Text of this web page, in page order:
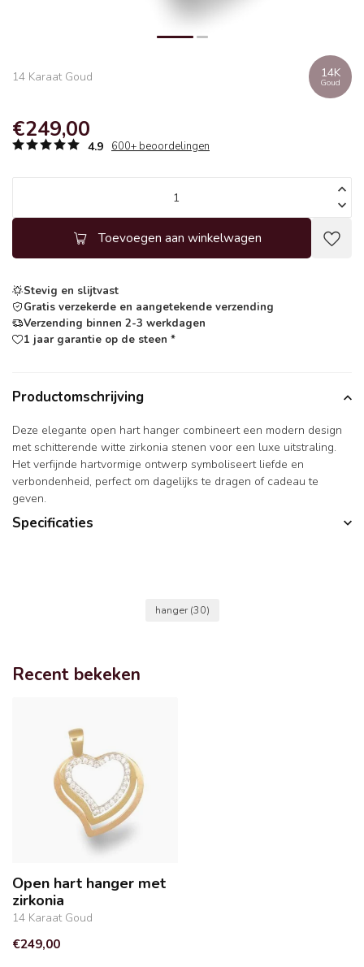
14 Karaat Goud 14K
Goud
€249,00
4.9 600+ beoordelingen
Toevoegen aan winkelwagen
Stevig en slijtvast
Gratis verzekerde en aangetekende verzending
Verzending binnen 2-3 werkdagen
1 jaar garantie op de steen *
Productomschrijving
Deze elegante open hart hanger combineert een modern design
met schitterende witte zirkonia stenen voor een luxe uitstraling.
Het verfijnde hartvormige ontwerp symboliseert liefde en
verbondenheid, perfect om dagelijks te dragen of cadeau te
geven.
Specificaties
hanger(30)
Recent bekeken
Open hart hanger met
zirkonia
14 Karaat Goud
€249,00